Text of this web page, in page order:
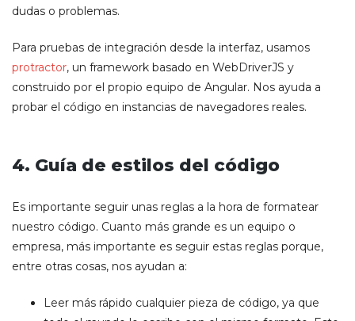
dudas o problemas.
Para pruebas de integración desde la interfaz, usamos
protractor, un framework basado en WebDriverJS y
construido por el propio equipo de Angular. Nos ayuda a
probar el código en instancias de navegadores reales.
4. Guía de estilos del código
Es importante seguir unas reglas a la hora de formatear
nuestro código. Cuanto más grande es un equipo o
empresa, más importante es seguir estas reglas porque,
entre otras cosas, nos ayudan a:
Leer más rápido cualquier pieza de código, ya que